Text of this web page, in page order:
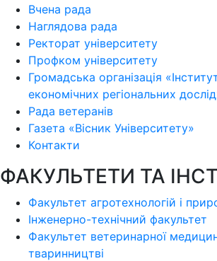
Вчена рада
Наглядова рада
Ректорат університету
Профком університету
Громадська організація
економічних регіональних
Рада ветеранів
Газета «Вісник Університету»
Контакти
ФАКУЛЬТЕТИ ТА
Факультет агротехнологій і
Інженерно-технічний факультет
Факультет ветеринарної
тваринництві